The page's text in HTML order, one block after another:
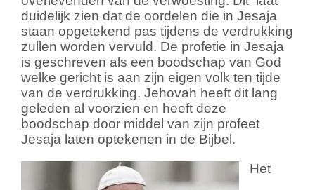
duidelijk zien dat de oordelen die in Jesaja
staan opgetekend pas tijdens de verdrukking
zullen worden vervuld. De profetie in Jesaja
is geschreven als een boodschap van God
welke gericht is aan zijn eigen volk ten tijde
van de verdrukking. Jehovah heeft dit lang
geleden al voorzien en heeft deze
boodschap door middel van zijn profeet
Jesaja laten optekenen in de Bijbel.
Het